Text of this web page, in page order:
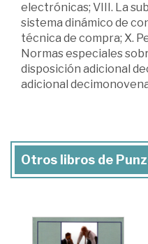
electrónicas; VIII. La
sistema dinámico de
técnica de compra; X.
Normas especiales
disposición adicional
adicional
Otros libros de